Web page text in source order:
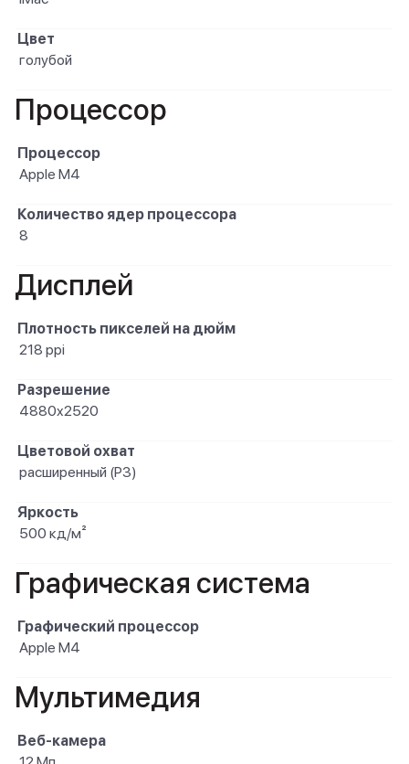
Цвет
голубой
Процессор
Процессор
Apple M4
Количество ядер процессора
8
Дисплей
Плотность пикселей на дюйм
218 ppi
Разрешение
4880x2520
Цветовой охват
расширенный (P3)
Яркость
500 кд/м²
Графическая система
Графический процессор
Apple M4
Мультимедия
Веб-камера